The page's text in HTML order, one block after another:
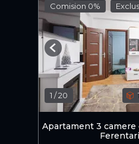
Comision 0%
1 /20
Previous
Apartament 3 camere